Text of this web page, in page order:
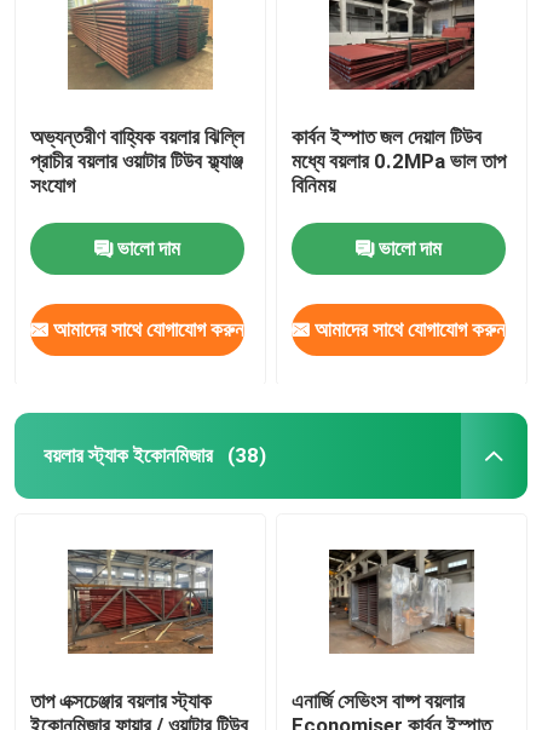
অভ্যন্তরীণ বাহ্যিক বয়লার ঝিল্লি
প্রাচীর বয়লার ওয়াটার টিউব ফ্ল্যাঞ্জ
সংযোগ
ভালো দাম
আমাদের সাথে যোগাযোগ করুন
কার্বন ইস্পাত জল দেয়াল টিউব
মধ্যে বয়লার 0.2MPa ভাল তাপ
বিনিময়
ভালো দাম
আমাদের সাথে যোগাযোগ করুন
বয়লার স্ট্যাক ইকোনমিজার (38)
তাপ এক্সচেঞ্জার বয়লার স্ট্যাক
ইকোনমিজার ফায়ার / ওয়াটার টিউব
এনার্জি সেভিংস বাষ্প বয়লার
Economiser কার্বন ইস্পাত